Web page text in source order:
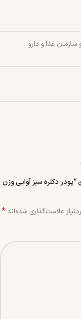
غذا و دارو
“پودر دکلره سبز آوایی وزن
علامت‌گذاری شده‌اند*